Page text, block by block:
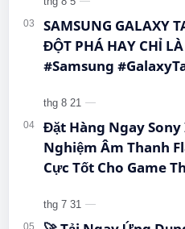
SAMSUNG GALAXY
ĐỘT PHÁ HAY CHỈ
#Samsung
Đặt Hàng Ngay Sony
Nghiệm Âm Thanh
Cực Tốt Cho Game